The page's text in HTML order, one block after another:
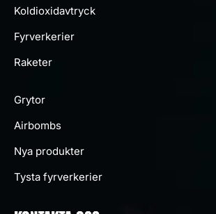
Koldioxidavtryck
Fyrverkerier
Raketer
Grytor
Airbombs
Nya produkter
Tysta fyrverkerier